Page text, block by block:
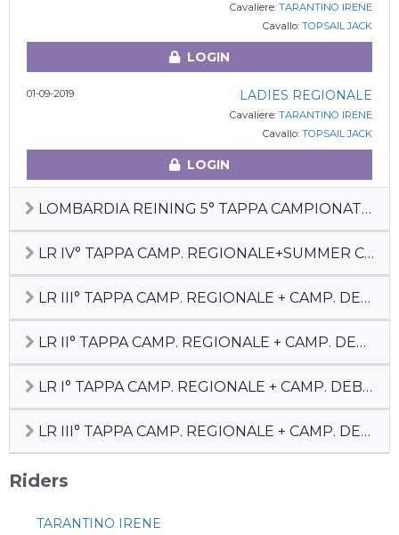
Cavaliere: TARANTINO IRENE
Cavallo: TOPSAIL JACK
LOGIN
01-09-2019 LADIES REGIONALE
Cavaliere: TARANTINO IRENE
Cavallo: TOPSAIL JACK
LOGIN
LOMBARDIA REINING 5° TAPPA CAMPIONATO REGIONALE
LR IV° TAPPA CAMP. REGIONALE+SUMMER CACTUS
LR III° TAPPA CAMP. REGIONALE + CAMP. DEBUTTANTI
LR II° TAPPA CAMP. REGIONALE + CAMP. DEBUTTANTI
LR I° TAPPA CAMP. REGIONALE + CAMP. DEBUTTANTI
LR III° TAPPA CAMP. REGIONALE + CAMP. DEBUTTANTI
Riders
TARANTINO IRENE